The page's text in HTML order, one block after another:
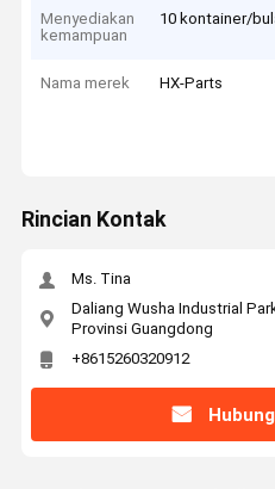
Menyediakan
kemampuan
10 kontainer/
Nama merek HX-Parts
Rincian Kontak
Ms. Tina
Daliang Wusha Industrial
Provinsi Guangdong
+8615260320912